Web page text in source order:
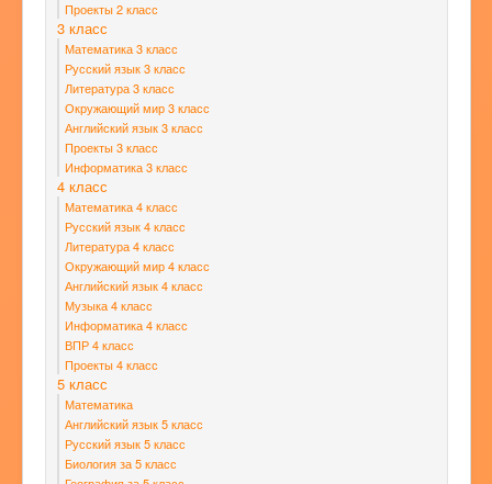
Проекты 2 класс
3 класс
Математика 3 класс
Русский язык 3 класс
Литература 3 класс
Окружающий мир 3 класс
Английский язык 3 класс
Проекты 3 класс
Информатика 3 класс
4 класс
Математика 4 класс
Русский язык 4 класс
Литература 4 класс
Окружающий мир 4 класс
Английский язык 4 класс
Музыка 4 класс
Информатика 4 класс
ВПР 4 класс
Проекты 4 класс
5 класс
Математика
Английский язык 5 класс
Русский язык 5 класс
Биология за 5 класс